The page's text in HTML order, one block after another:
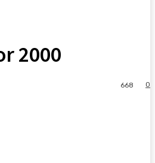
2000
0
668